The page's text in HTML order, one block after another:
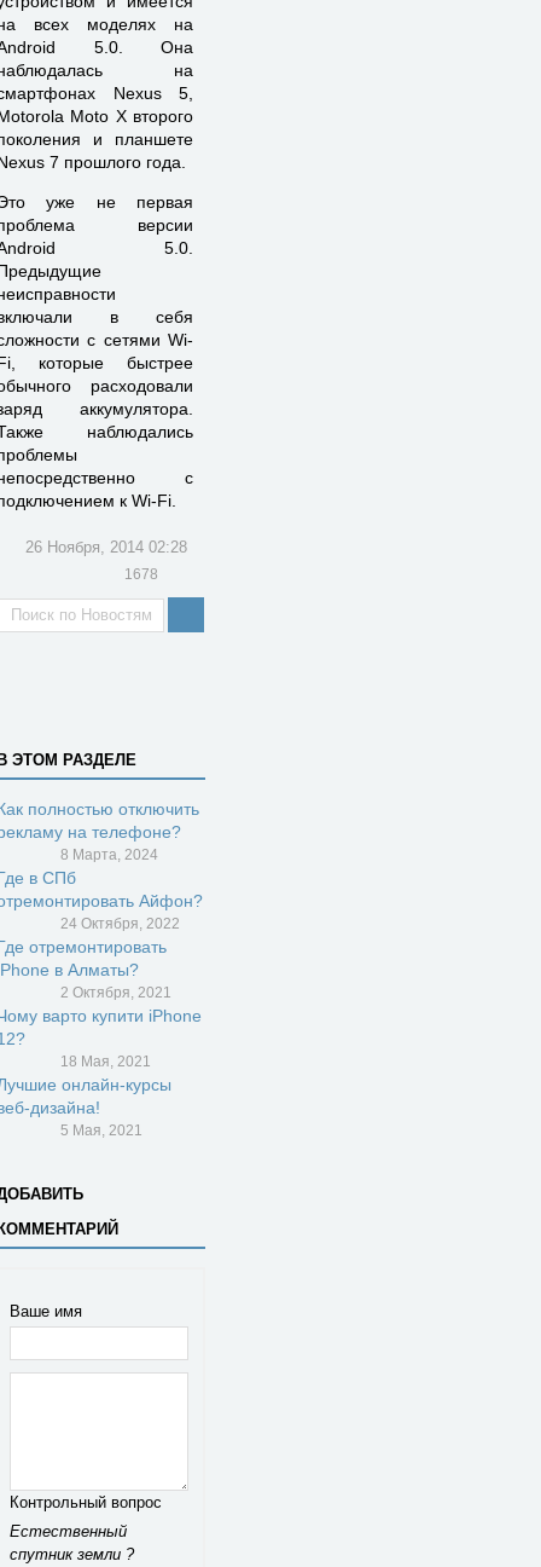
всех моделях на
5.0. Она
на
Nexus 5,
Moto X второго
и планшете
7 прошлого года.
уже не первая
версии
5.0.
в себя
с сетями Wi-
которые быстрее
расходовали
аккумулятора.
наблюдались
с
к Wi-Fi.
26 Ноября, 2014 02:28
1678
ЭТОМ РАЗДЕЛЕ
полностью отключить
на телефоне?
8 Марта, 2024
в СПб
Айфон?
24 Октября, 2022
отремонтировать
в Алматы?
2 Октября, 2021
варто купити iPhone
18 Мая, 2021
онлайн-курсы
дизайна!
5 Мая, 2021
Ваше имя
Контрольный вопрос
Естественный
спутник земли ?